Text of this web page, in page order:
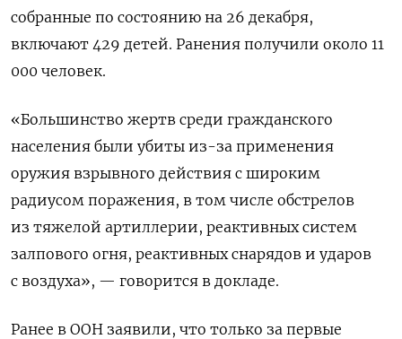
собранные по состоянию на 26 декабря,
включают 429 детей. Ранения получили около 11
000 человек.
«Большинство жертв среди гражданского
населения были убиты из-за применения
оружия взрывного действия с широким
радиусом поражения, в том числе обстрелов
из тяжелой артиллерии, реактивных систем
залпового огня, реактивных снарядов и ударов
с воздуха», — говорится в докладе.
Ранее в ООН заявили, что только за первые